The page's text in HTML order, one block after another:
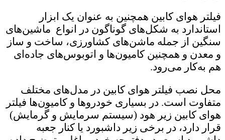
فیلتر هوای کابین همچنین به عنوان یک ابزار
استاندارد به شکل‌های گوناگون در انواع ماشین‌های
سنگین از جمله ماشن‌های کشاورزی، ساخت و ساز
و معدن و همچنین کامیون‌ها و اتوبوس‌های جاده‌ای
هم به‌کار می‌رود.
محل نصب فیلتر هوای کابین در مدل‌های مختلف
متفاوت است. در بسیاری خودروها و کامیون‌ها فیلتر
هوای کابین زیر هود (سیستم سرمایش و گرمایش)
قرار دارد، در برخی زیر داشبورد یا کنار جعبه